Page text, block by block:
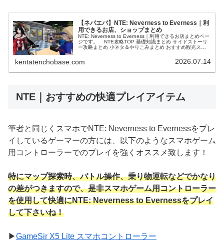
【ネバエバ】NTE: Neverness to Everness｜利
用できるお店、ショップまとめ
NTE: Neverness to Everness｜利用できるお店まとめペー
ジです。 NTE攻略TOP 基礎知識まとめ サイドストーリ
ー攻略まとめ 小ネタ＆やりこみまとめ おすすめ観光スポ
kentatenchobase.com 2026.07.14
NTE｜おすすめの快適プレイアイテム
筆者と同じくスマホでNTE: Neverness to Evernessをプレ
イしているゲーマーの方には、以下のようなスマホゲーム
用コントローラーでのプレイを強くオススメ致します！
特にマップ探索時、バトル操作、乗り物運転などでかなり
の差がつきますので、是非スマホゲーム用コントローラー
を使用して快適にNTE: Neverness to Evernessをプレイ
して下さいね！
▶GameSir X5 Lite スマホコントローラー